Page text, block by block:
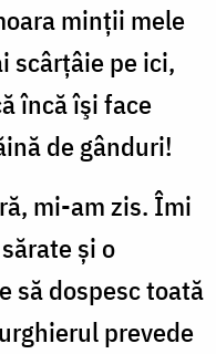
minții mele
scârțâie pe ici,
încă îşi face
de gânduri!
mi-am zis. Îmi
și o
să dospesc toată
prevede